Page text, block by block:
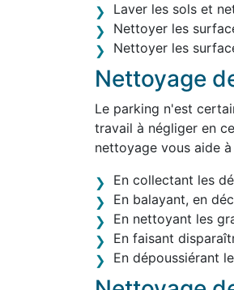
Laver les sols et
Nettoyer les
Nettoyer les
Nettoyage
Le parking n'est
travail à négliger en
nettoyage vous aide
En collectant les
En balayant, en
En nettoyant les
En faisant
En dépoussiérant